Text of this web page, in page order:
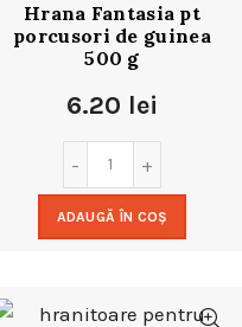
Hrana Fantasia pt
porcusori de guinea
500 g
6.20 lei
ADAUGĂ ÎN COȘ